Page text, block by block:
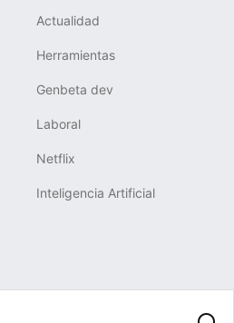
Actualidad
Herramientas
Genbeta dev
Laboral
Netflix
Inteligencia Artificial